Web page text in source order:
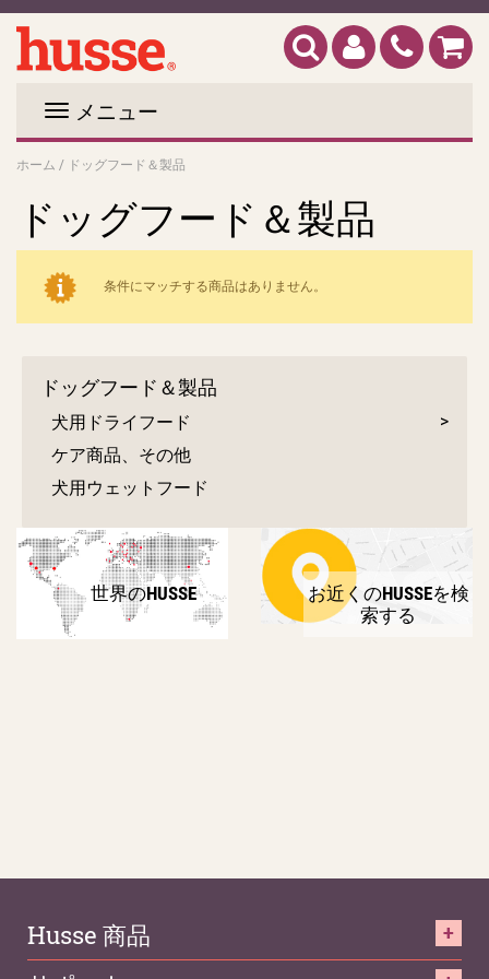
メニュー
ホーム / ドッグフード＆製品
ドッグフード＆製品
条件にマッチする商品はありません。
ドッグフード＆製品
犬用ドライフード
ケア商品、その他
犬用ウェットフード
世界のHUSSE
お近くのHUSSEを検
索する
Husse 商品